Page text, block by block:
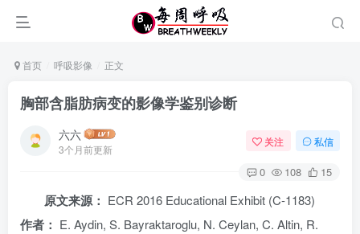
首页 呼吸影像 正文
胸部含脂肪病变的影像学鉴别诊断
六六
3个月前更新
关注 私信
0 108 15
原文来源： ECR 2016 Educational Exhibit (C-1183)
作者： E. Aydin, S. Bayraktaroglu, N. Ceylan, C. Altin, R.